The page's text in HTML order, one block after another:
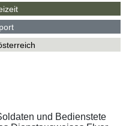
und Bedienstete